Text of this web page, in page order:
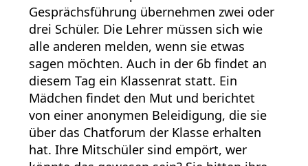
Gesprächsführung übernehmen zwei oder
drei Schüler. Die Lehrer müssen sich wie
alle anderen melden, wenn sie etwas
sagen möchten. Auch in der 6b findet an
diesem Tag ein Klassenrat statt. Ein
Mädchen findet den Mut und berichtet
von einer anonymen Beleidigung, die sie
über das Chatforum der Klasse erhalten
hat. Ihre Mitschüler sind empört, wer